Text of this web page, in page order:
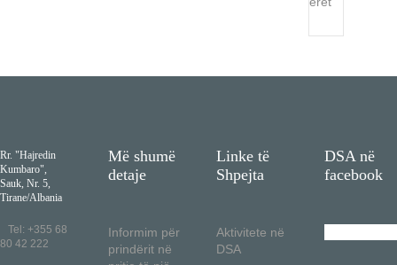
Rr. "Hajredin
Kumbaro",
Sauk, Nr. 5,
Tirane/Albania
Tel: +355 68
80 42 222
Më shumë
detaje
Informim për
prindërit në
Linke të
Shpejta
Aktivitete në
DSA
DSA në
facebook